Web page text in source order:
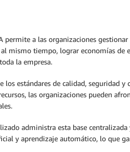
permite a las organizaciones
mismo tiempo, lograr economías
la empresa.
los estándares de calidad,
las organizaciones pueden
administra esta base
y aprendizaje automático, lo que